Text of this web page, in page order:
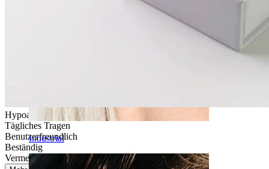
Industrial
Hypoallergen
Tägliches Tragen
Benutzerfreundlich
Beständig
Vermeide Wasser